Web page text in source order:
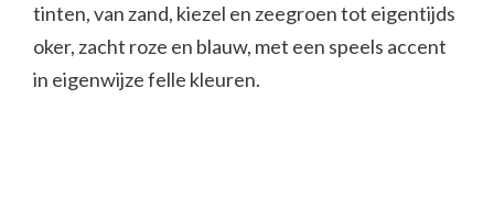
tinten, van zand, kiezel en zeegroen tot eigentijds
oker, zacht roze en blauw, met een speels accent
in eigenwijze felle kleuren.